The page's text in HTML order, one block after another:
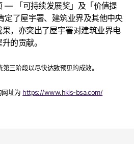
— 「可持续发展奖」及「价值提
定了屋宇署、建筑业界及其他中央
，亦突出了屋宇署对建筑业界电
的贡献。
三阶段以尽快达致预见的成效。
址为 https://www.hkis-bsa.com/